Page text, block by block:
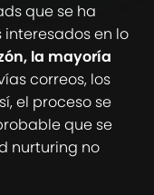
que se ha
en lo
la mayoría
correos, los
el proceso se
que se
nurturing no